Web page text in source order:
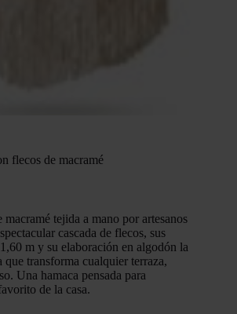
flecos de macramé
macramé tejida a mano por artesanos
cascada de flecos, sus
m y su elaboración en algodón la
que transforma cualquier terraza,
Una hamaca pensada para
de la casa.